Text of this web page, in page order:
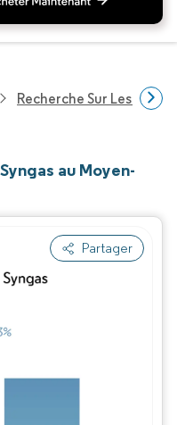
Recherche Sur Les
au Moyen-
Partager